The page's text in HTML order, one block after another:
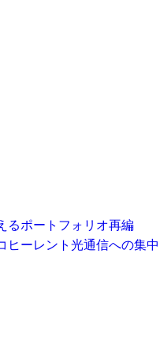
るポートフォリオ再編
ヒーレント光通信への集中